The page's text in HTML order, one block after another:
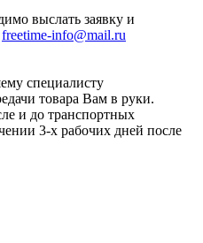
выслать заявку и
freetime-info@mail.ru
специалисту
товара Вам в руки.
и до транспортных
3-х рабочих дней после